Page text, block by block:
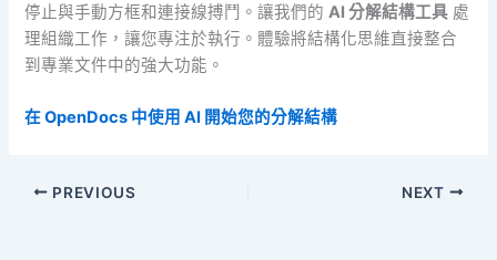
停止與手動方框和連接線搏鬥。讓我們的AI 分解結構工具 處
理組織工作，讓您專注於執行。體驗將結構化思維直接整合
到專業文件中的強大功能。
在 OpenDocs 中使用 AI 開始您的分解結構
PREVIOUS NEXT